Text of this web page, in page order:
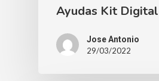
Ayudas Kit Digital
Jose Antonio
29/03/2022